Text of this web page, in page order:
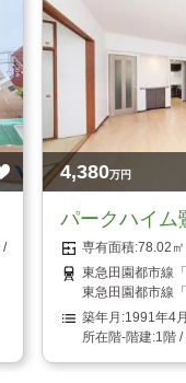
4,380万円
パークハイム
78.02
東急田園都市線
東急田園都市線
1991年4
1階